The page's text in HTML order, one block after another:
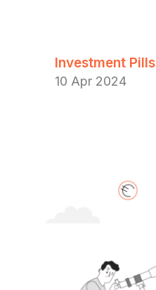
Investment Pills
10 Apr 2024